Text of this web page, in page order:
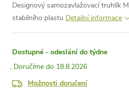
Designový samozavlažovací truhlík
stabilního plastu Detailní informace
Dostupné - odeslání do týdne
18.8.2026
Možnosti doručení